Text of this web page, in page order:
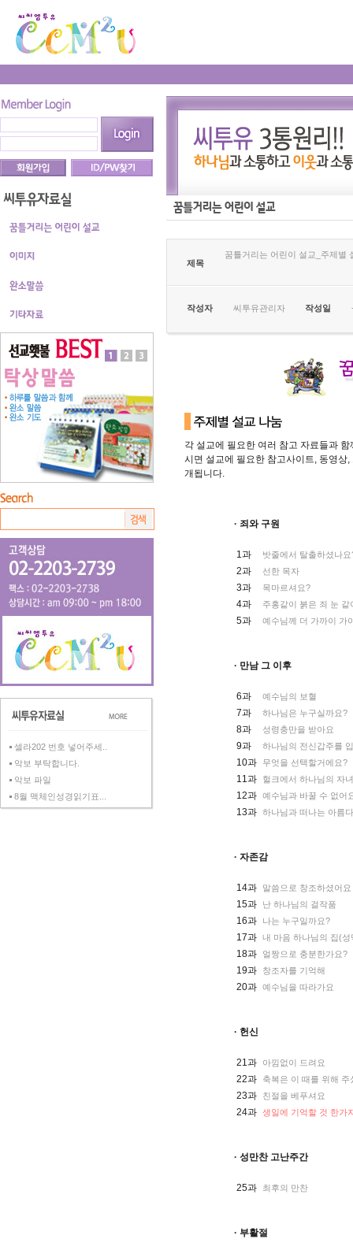
셀라202 번호 넣어주세..
악보 부탁합니다.
악보 파일
8월 맥체인성경읽기표...
제목
꿈틀거리는 어린이 설교_주제별
작성자 씨투유관리자 작성일
각 설교에 필요한 여러 참고 자료들과
시면 설교에 필요한 참고사이트, 동영상
개됩니다.
· 죄와 구원
1과 밧줄에서 탈출하셨나요
2과 선한 목자
3과 목마르셔요?
4과 주홍같이 붉은 죄 눈 같
5과 예수님께 더 가까이 가
· 만남 그 이후
6과 예수님의 보혈
7과 하나님은 누구실까요?
8과 성령충만을 받아요
9과 하나님의 전신갑주를
10과 무엇을 선택할거에요?
11과 헐크에서 하나님의 자
12과 예수님과 바꿀 수 없어
13과 하나님과 떠나는 아름
· 자존감
14과 말씀으로 창조하셨어요
15과 난 하나님의 걸작품
16과 나는 누구일까요?
17과 내 마음 하나님의 집(성
18과 얼짱으로 충분한가요?
19과 창조자를 기억해
20과 예수님을 따라가요
· 헌신
21과 아낌없이 드려요
22과 축복은 이 때를 위해 주
23과 친절을 베푸셔요
24과 생일에 기억할 것 한가
· 성만찬 고난주간
25과 최후의 만찬
· 부활절